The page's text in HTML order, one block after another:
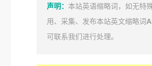
声明： 本站英语缩略词，如无特
用、采集、发布本站英文缩略词
可联系我们进行处理。